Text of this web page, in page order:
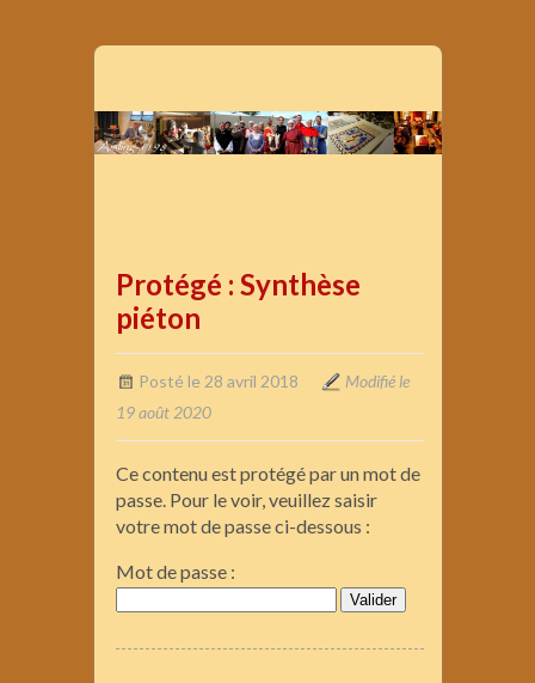
Protégé : Synthèse
piéton
Posté le 28 avril 2018
Modifié le
19 août 2020
Ce contenu est protégé par un mot de
passe. Pour le voir, veuillez saisir
votre mot de passe ci-dessous :
Mot de passe :